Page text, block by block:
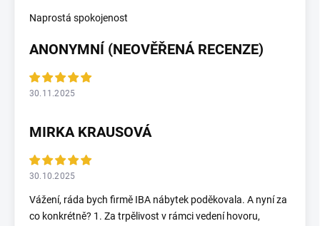
Naprostá spokojenost
ANONYMNÍ (NEOVĚŘENÁ RECENZE)
30.11.2025
MIRKA KRAUSOVÁ
30.10.2025
Vážení, ráda bych firmě IBA nábytek poděkovala. A nyní za
co konkrétně? 1. Za trpělivost v rámci vedení hovoru,